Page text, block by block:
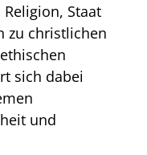
Staat
zu christlichen
sich dabei
und